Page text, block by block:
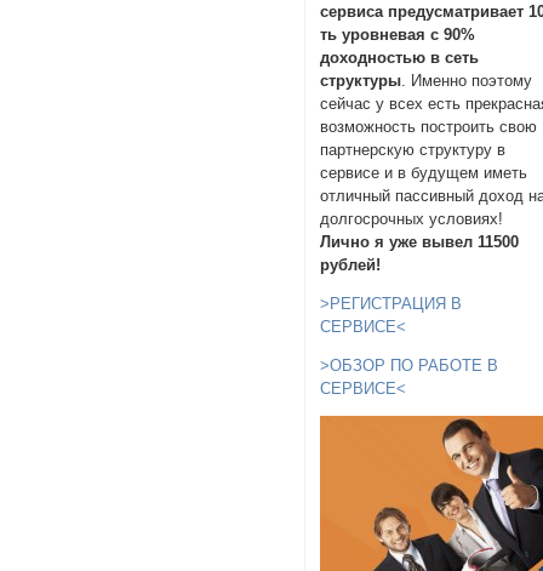
сервиса предусматривает
ть уровневая с 90%
доходностью в сеть
структуры. Именно поэтому
сейчас у всех есть
возможность построить свою
партнерскую структуру в
сервисе и в будущем иметь
отличный пассивный доход
долгосрочных условиях!
Лично я уже вывел 11500
рублей!
>РЕГИСТРАЦИЯ В
СЕРВИСЕ<
>ОБЗОР ПО РАБОТЕ В
СЕРВИСЕ<